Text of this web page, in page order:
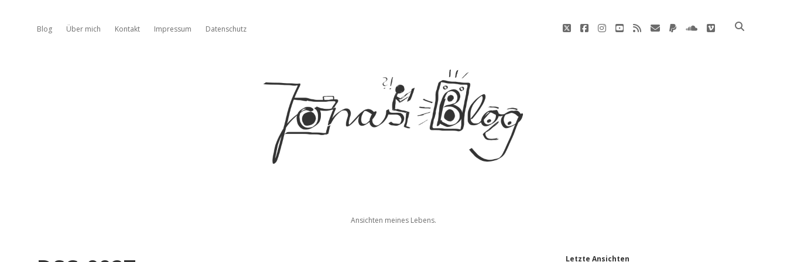
Blog Über mich Kontakt Impressum Datenschutz twitterfacebookinstagram
youtube
rss E-
paypalsoundcloud
vimeo
Jonas'
Ansichten meines Lebens.
Letzte Ansichten